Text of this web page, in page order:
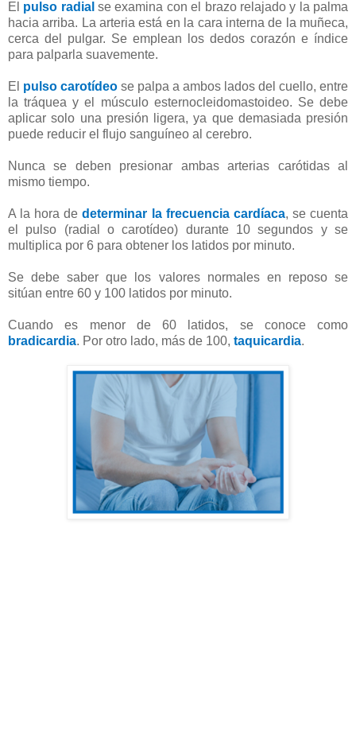
El pulso radial se examina con el brazo relajado y la palma
hacia arriba. La arteria está en la cara interna de la muñeca,
cerca del pulgar. Se emplean los dedos corazón e índice
para palparla suavemente.
El pulso carotídeo se palpa a ambos lados del cuello, entre
la tráquea y el músculo esternocleidomastoideo. Se debe
aplicar solo una presión ligera, ya que demasiada presión
puede reducir el flujo sanguíneo al cerebro.
Nunca se deben presionar ambas arterias carótidas al
mismo tiempo.
A la hora dedeterminar la frecuencia cardíaca, se cuenta
el pulso (radial o carotídeo) durante 10 segundos y se
multiplica por 6 para obtener los latidos por minuto.
Se debe saber que los valores normales en reposo se
sitúan entre 60 y 100 latidos por minuto.
Cuando es menor de 60 latidos, se conoce como
bradicardia. Por otro lado, más de 100, taquicardia.